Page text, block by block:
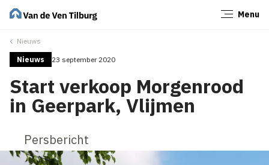
Menu
Nieuws
Nieuws 23 september 2020
Start verkoop Morgenrood
in Geerpark, Vlijmen
Persbericht
Sluiten